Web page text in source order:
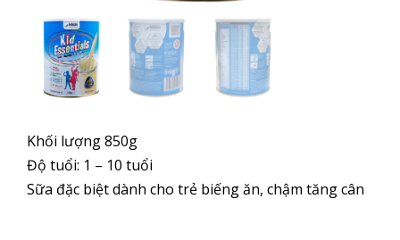
Khối lượng 850g
Độ tuổi: 1 – 10 tuổi
Sữa đặc biệt dành cho trẻ biếng ăn, chậm tăng cân